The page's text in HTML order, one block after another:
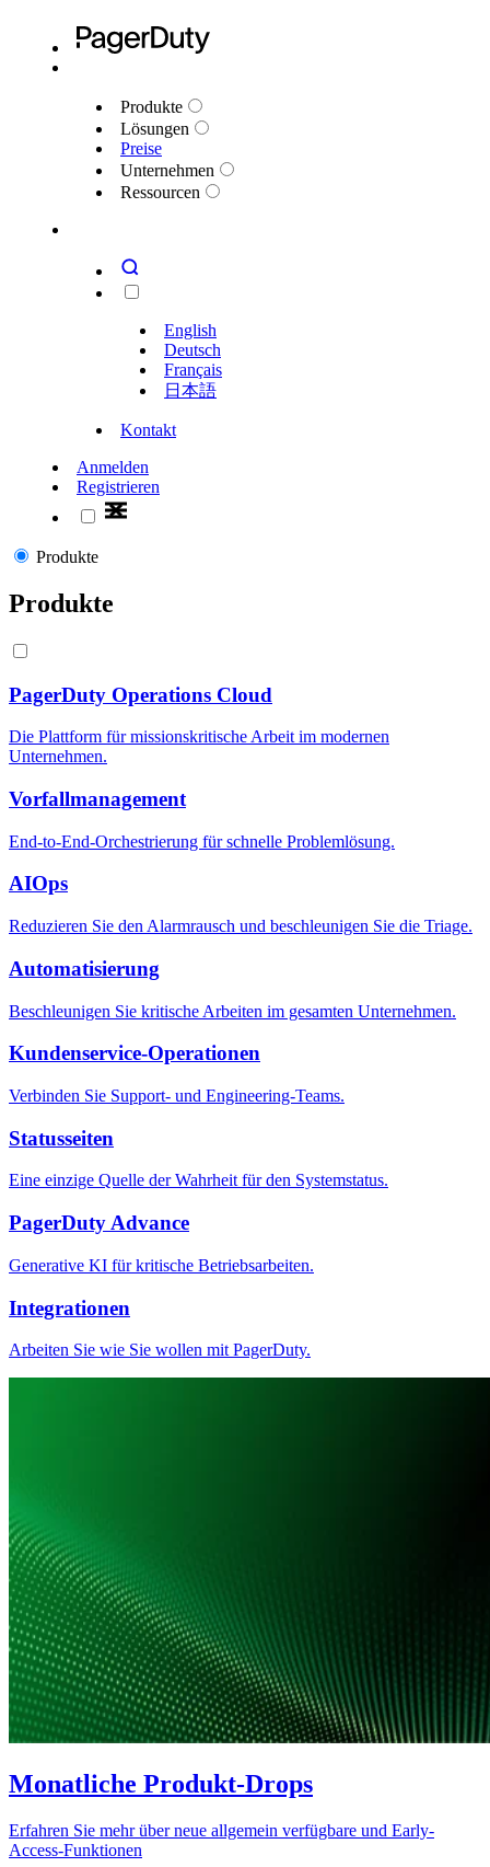
Produkte
Lösungen
Preise
Unternehmen
Ressourcen
English
Deutsch
Français
日本語
Kontakt
Anmelden
Registrieren
Produkte
Produkte
PagerDuty Operations Cloud
Die Plattform für missionskritische Arbeit im modernen
Unternehmen.
Vorfallmanagement
End-to-End-Orchestrierung für schnelle Problemlösung.
AIOps
Reduzieren Sie den Alarmrausch und beschleunigen Sie die Triage.
Automatisierung
Beschleunigen Sie kritische Arbeiten im gesamten Unternehmen.
Kundenservice-Operationen
Verbinden Sie Support- und Engineering-Teams.
Statusseiten
Eine einzige Quelle der Wahrheit für den Systemstatus.
PagerDuty Advance
Generative KI für kritische Betriebsarbeiten.
Integrationen
Arbeiten Sie wie Sie wollen mit PagerDuty.
Monatliche Produkt-Drops
Erfahren Sie mehr über neue allgemein verfügbare und Early-
Access-Funktionen